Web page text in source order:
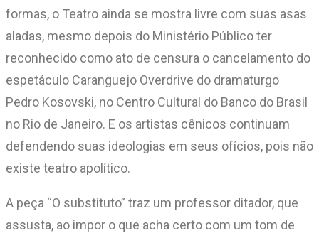
formas, o Teatro ainda se mostra livre com suas asas
aladas, mesmo depois do Ministério Público ter
reconhecido como ato de censura o cancelamento do
espetáculo Caranguejo Overdrive do dramaturgo
Pedro Kosovski, no Centro Cultural do Banco do Brasil
no Rio de Janeiro. E os artistas cênicos continuam
defendendo suas ideologias em seus ofícios, pois não
existe teatro apolítico.
A peça “O substituto” traz um professor ditador, que
assusta, ao impor o que acha certo com um tom de